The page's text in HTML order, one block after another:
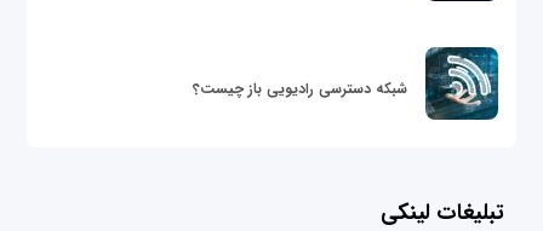
شبکه دسترسی رادیویی باز چیست؟
تبلیغات لینکی